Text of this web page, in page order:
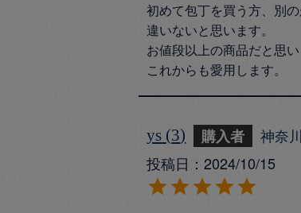
初めて包丁を買う方、別
違いないと思います。
お値段以上の商品だと思
これからも愛用します。
ys 3 購入者
神奈
投稿日
2024/10/15